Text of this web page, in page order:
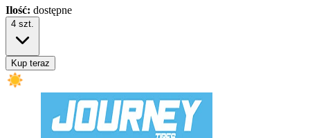
Ilość: dostępne
4 szt.
Kup teraz